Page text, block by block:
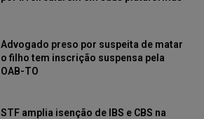
Advogado preso por suspeita de matar
o filho tem inscrição suspensa pela
OAB-TO
STF amplia isenção de IBS e CBS na